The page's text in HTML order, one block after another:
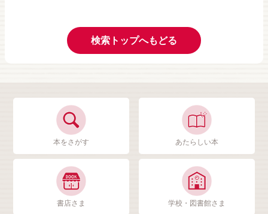
検索トップへもどる
本をさがす あたらしい本
書店さま 学校・図書館さま